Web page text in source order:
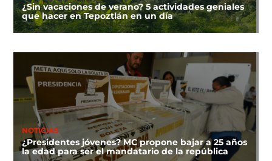
¿Sin vacaciones de verano? 5 actividades geniales
que hacer en Tepoztlán en un día
NOTICIAS
¿Presidentes jóvenes? MC propone bajar a 25 años
la edad para ser el mandatario de la república